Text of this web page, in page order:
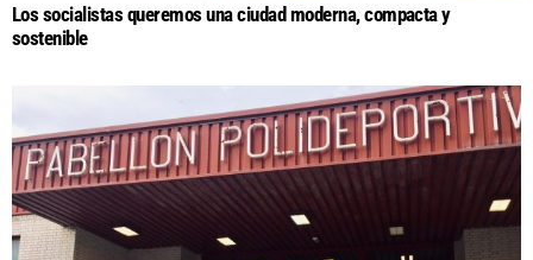
Los socialistas queremos una ciudad moderna, compacta y
sostenible